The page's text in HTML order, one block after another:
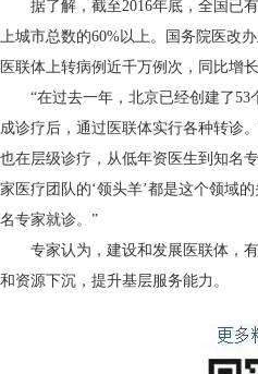
据了解，截至2016年底，全国已有
上城市总数的60%以上。国务院医改
医联体上转病例近千万例次，同比增
“在过去一年，北京已经创建了53
成诊疗后，通过医联体实行各种转诊
也在层级诊疗，从低年资医生到知名
家医疗团队的‘领头羊’都是这个领域
名专家就诊。”
专家认为，建设和发展医联体，有
和资源下沉，提升基层服务能力。